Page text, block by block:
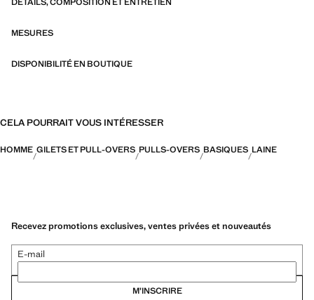
la réinterprétation des imprimés et motifs de Richard James avec des
haute qualité.
MESURES
DISPONIBILITÉ EN BOUTIQUE
CELA POURRAIT VOUS INTÉRESSER
HOMME GILETS ET PULL-OVERS PULLS-OVERS BASIQUES LAINE
Recevez promotions exclusives, ventes privées et nouveautés
E-mail
M’INSCRIRE